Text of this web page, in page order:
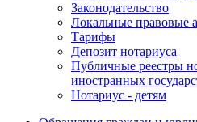
Законодательство
Локальные правовые
Тарифы
Депозит нотариуса
Публичные реестры
иностранных
Нотариус - детям